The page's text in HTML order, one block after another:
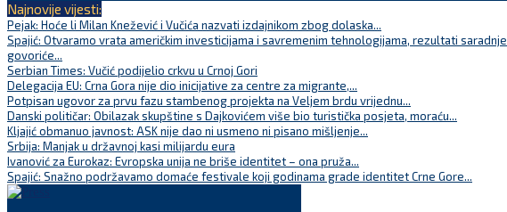
Najnovije vijesti:
Pejak: Hoće li Milan Knežević i Vučića nazvati izdajnikom zbog dolaska...
Spajić: Otvaramo vrata američkim investicijama i savremenim tehnologijama, rezultati saradnje
govoriće...
Serbian Times: Vučić podijelio crkvu u Crnoj Gori
Delegacija EU: Crna Gora nije dio inicijative za centre za migrante,...
Potpisan ugovor za prvu fazu stambenog projekta na Veljem brdu vrijednu...
Danski političar: Obilazak skupštine s Dajkovićem više bio turistička posjeta, moraću...
Kljajić obmanuo javnost: ASK nije dao ni usmeno ni pisano mišljenje...
Srbija: Manjak u državnoj kasi milijardu eura
Ivanović za Eurokaz: Evropska unija ne briše identitet – ona pruža...
Spajić: Snažno podržavamo domaće festivale koji godinama grade identitet Crne Gore...